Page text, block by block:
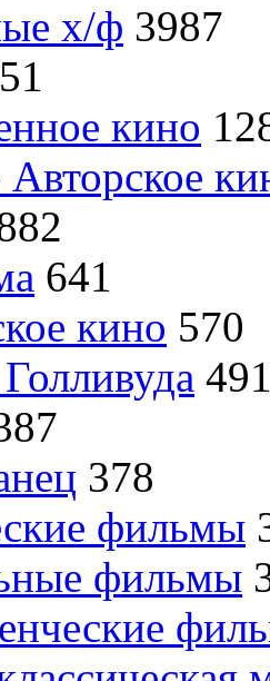
х/ф 3987
кино
Авторское
641
кино 570
378
фильмы
фильмы